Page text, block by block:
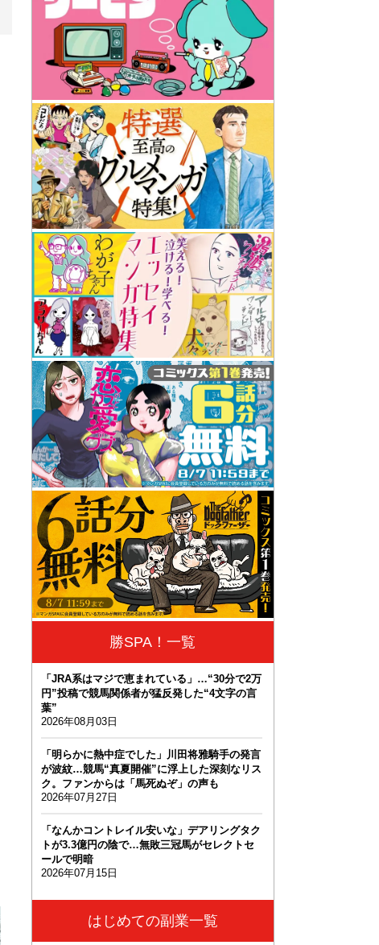
勝SPA！一覧
「JRA系はマジで恵まれている」…“30分で2万
円”投稿で競馬関係者が猛反発した“4文字の言
葉”
2026年08月03日
「明らかに熱中症でした」川田将雅騎手の発言
が波紋…競馬“真夏開催”に浮上した深刻なリス
ク。ファンからは「馬死ぬぞ」の声も
2026年07月27日
「なんかコントレイル安いな」デアリングタク
トが3.3億円の陰で…無敗三冠馬がセレクトセ
ールで明暗
2026年07月15日
はじめての副業一覧